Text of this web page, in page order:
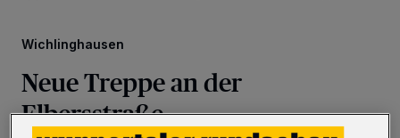
Wichlinghausen
Neue Treppe an der
Elbersstraße